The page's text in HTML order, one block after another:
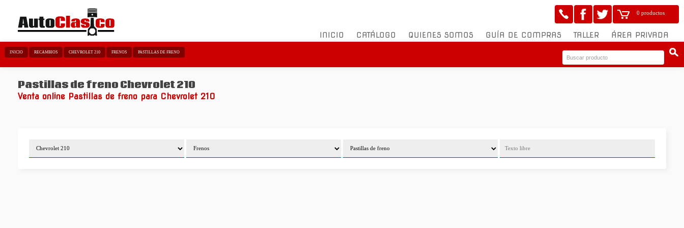
0 productos
INICIO CATÁLOGO QUIENES SOMOS GUÍA DE COMPRAS TALLER ÁREA PRIVADA
INICIO RECAMBIOS CHEVROLET 210 FRENOS PASTILLAS DE FRENO
Pastillas de freno Chevrolet 210
Venta online Pastillas de freno para Chevrolet 210